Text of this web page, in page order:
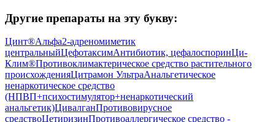
Другие препараты на эту букву:
Цинт®Альфа2-адреномиметик
центральныйЦефотаксимАнтибиотик, цефалоспоринЦи-
Клим®Противоклимактерическое средство растительного
происхожденияЦитрамон УльтраАнальгетическое
ненаркотическое средство
(НПВП+психостимулятор+ненаркотический
анальгетик)ЦивалганПротивовирусное
средствоЦетиризинПротивоаллергическое средство -